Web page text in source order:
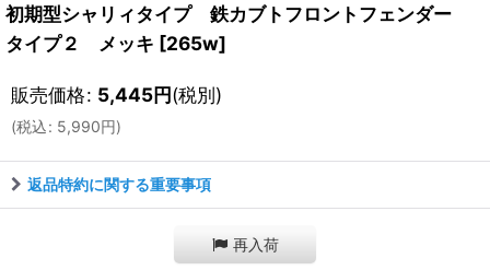
初期型シャリィタイプ 鉄カブトフロントフェンダー
タイプ２ メッキ [265w]
販売価格: 5,445円(税別)
(税込: 5,990円)
返品特約に関する重要事項
再入荷